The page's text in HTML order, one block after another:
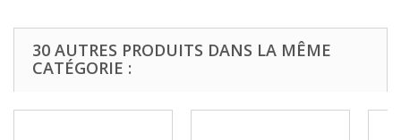
30 AUTRES PRODUITS DANS LA MÊME
CATÉGORIE :